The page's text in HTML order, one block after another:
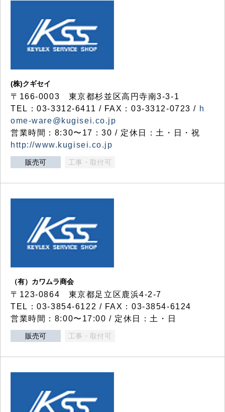
(株)クギセイ
〒166-0003 東京都杉並区高円寺南3-3-1
TEL：03-3312-6411 / FAX：03-3312-0723 / h
ome-ware@kugisei.co.jp
営業時間：8:30〜17：30 / 定休日：土・日・祝
http://www.kugisei.co.jp
販売可 工事・取付可
（有）カワムラ商会
〒123-0864 東京都足立区鹿浜4-2-7
TEL：03-3854-6122 / FAX：03-3854-6124
営業時間：8:00〜17:00 / 定休日：土・日
販売可 工事・取付可